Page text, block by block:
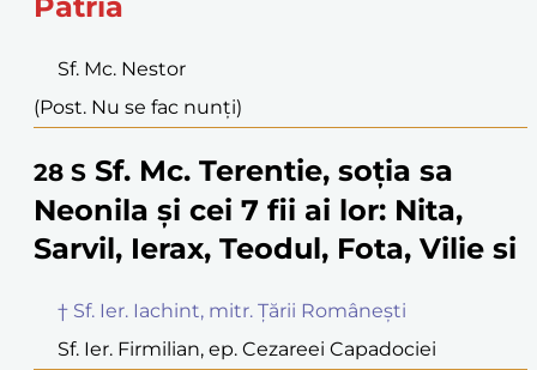
Sf. Mc. Nestor
(Post. Nu se fac nunți)
28 S Sf. Mc. Terentie, soția sa
Neonila și cei 7 fii ai lor: Nita,
Sarvil, Ierax, Teodul, Fota, Vilie si
† Sf. Ier. Iachint, mitr. Țării Românești
Sf. Ier. Firmilian, ep. Cezareei Capadociei